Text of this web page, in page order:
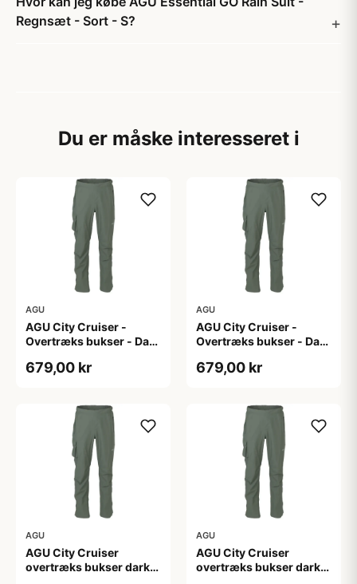
Regnsæt - Sort - S?
Du er måske interesseret i
AGU
AGU City Cruiser -
Overtræks bukser - Dark
679,00 kr
AGU
AGU City Cruiser -
Overtræks bukser - Dark
679,00 kr
AGU
AGU City Cruiser
overtræks bukser dark
AGU
AGU City Cruiser
overtræks bukser dark